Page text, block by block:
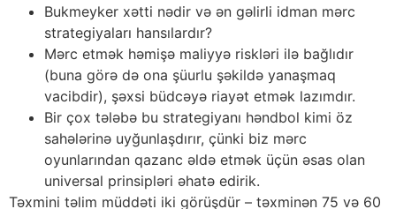
Bukmeyker xətti nədir və ən gəlirli idman mərc
strategiyaları hansılardır?
Mərc etmək həmişə maliyyə riskləri ilə bağlıdır
(buna görə də ona şüurlu şəkildə yanaşmaq
vacibdir), şəxsi büdcəyə riayət etmək lazımdır.
Bir çox tələbə bu strategiyanı həndbol kimi öz
sahələrinə uyğunlaşdırır, çünki biz mərc
oyunlarından qazanc əldə etmək üçün əsas olan
universal prinsipləri əhatə edirik.
Təxmini təlim müddəti iki görüşdür – təxminən 75 və 60